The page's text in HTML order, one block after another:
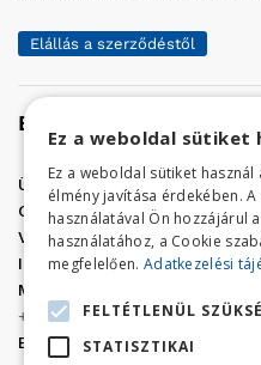
Elállás a szerződéstől
Elérhetőség
Üzletünk címe:Szolnok,
Golf Center Áruház:06 (56)
VÁR-Kert Áruház: 06 (56)
Iroda:06 (56) 421-857
Megrendelés, termék
+36 (70) 938-3356
E-mail:
golfaruhaz@gmail.com
Ez a weboldal sütiket
Ez a weboldal sütiket használ
élmény javítása érdekében.
használatával Ön hozzájárul
használatához, a Cookie
megfelelően. Adatkezelési
FELTÉTLENÜL
STATISZTIKAI